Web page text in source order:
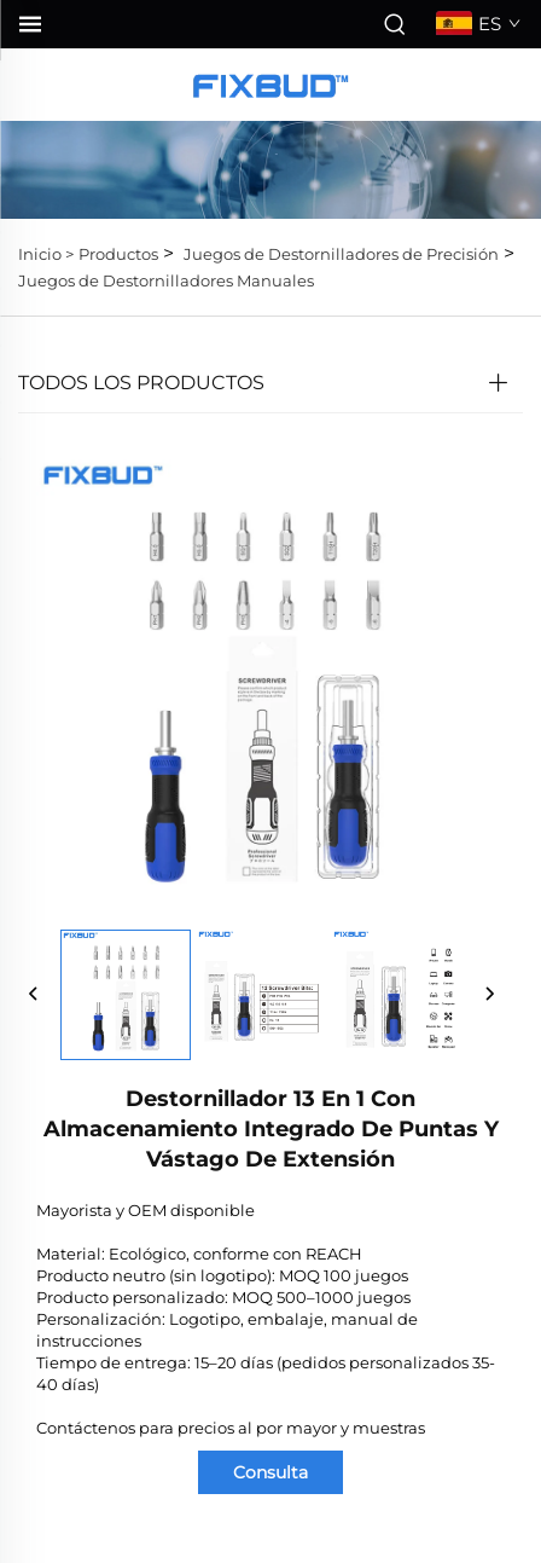
ES
Inicio > Productos > Juegos de Destornilladores de Precisión >
Juegos de Destornilladores Manuales
TODOS LOS PRODUCTOS
Destornillador 13 En 1 Con
Almacenamiento Integrado De Puntas Y
Vástago De Extensión
Mayorista y OEM disponible
Material: Ecológico, conforme con REACH
Producto neutro (sin logotipo): MOQ 100 juegos
Producto personalizado: MOQ 500–1000 juegos
Personalización: Logotipo, embalaje, manual de
instrucciones
Tiempo de entrega: 15–20 días (pedidos personalizados 35-
40 días)
Contáctenos para precios al por mayor y muestras
Consulta